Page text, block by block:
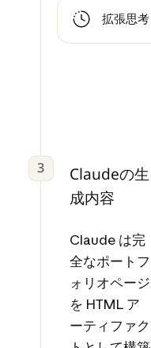
拡張思考
3
Claudeの生
成内容
Claude は完
全なポートフ
ォリオページ
を HTML ア
ーティファク